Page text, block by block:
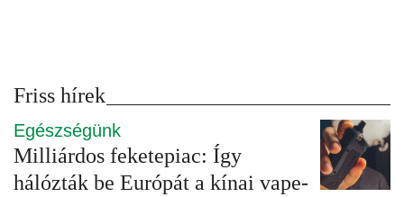
Friss hírek
Egészségünk
Milliárdos feketepiac: Így
hálózták be Európát a kínai vape-